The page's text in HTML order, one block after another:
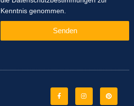
Kenntnis genommen.
Senden
Facebook-
f
Instagram Pinterest